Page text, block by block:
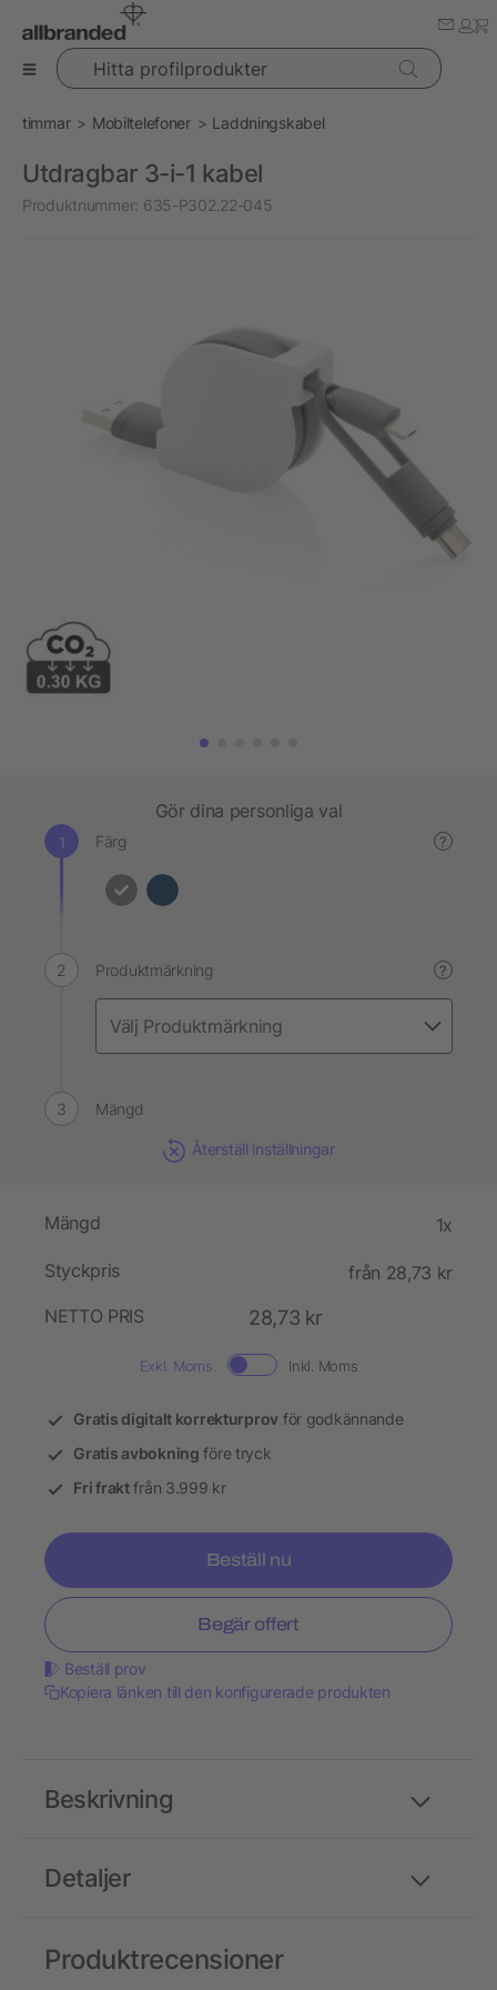
Hitta profilprodukter
timmar Mobiltelefoner Laddningskabel
Utdragbar 3-i-1 kabel
Produktnummer: 635-P302.22-045
Gör dina personliga val
Färg ?
Produktmärkning ?
Mängd
Återställ inställningar
Mängd 1x
Styckpris
från 28,73 kr
NETTO PRIS
28,73 kr
Exkl. Moms. Inkl. Moms
Gratis digitalt korrekturprov för godkännande
Gratis avbokning före tryck
Fri fraktfrån 3.999 kr
Beställ nu
Begär offert
Beställ prov
Kopiera länken till den konfigurerade produkten
Detaljer
Beskrivning
Produktrecensioner